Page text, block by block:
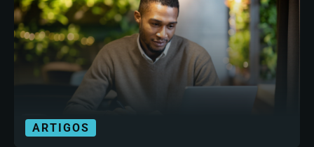
ARTIGOS